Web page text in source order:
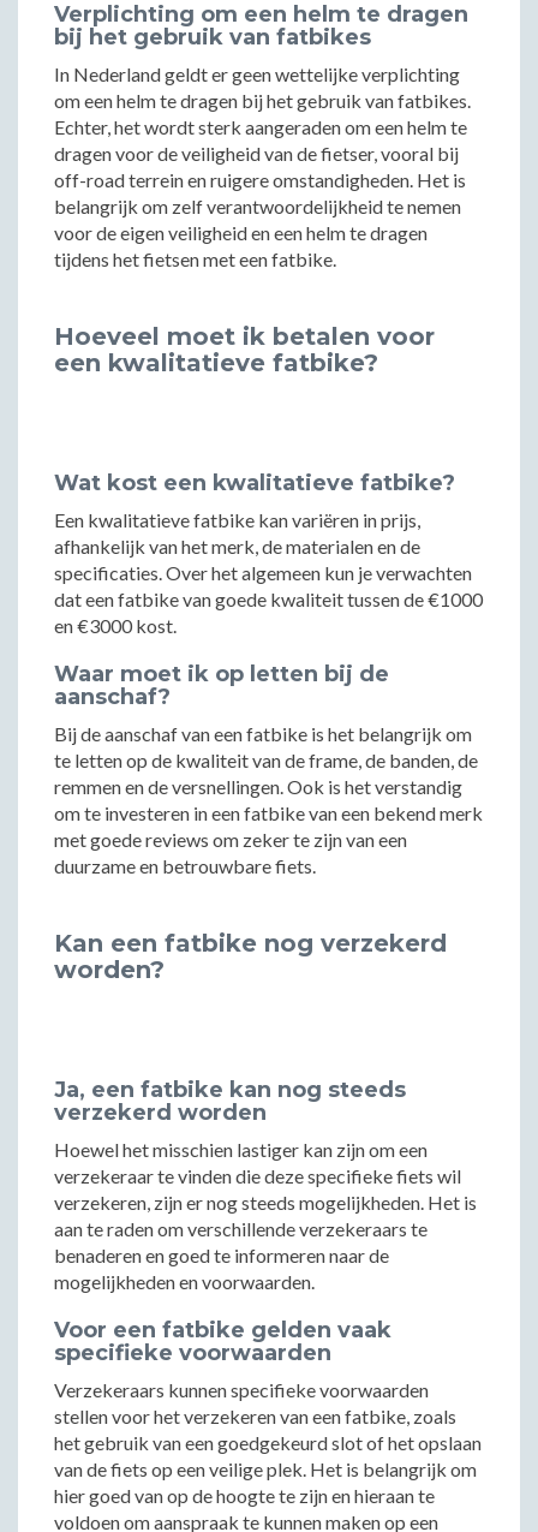
Verplichting om een helm te dragen
bij het gebruik van fatbikes
In Nederland geldt er geen wettelijke verplichting
om een helm te dragen bij het gebruik van fatbikes.
Echter, het wordt sterk aangeraden om een helm te
dragen voor de veiligheid van de fietser, vooral bij
off-road terrein en ruigere omstandigheden. Het is
belangrijk om zelf verantwoordelijkheid te nemen
voor de eigen veiligheid en een helm te dragen
tijdens het fietsen met een fatbike.
Hoeveel moet ik betalen voor
een kwalitatieve fatbike?
Wat kost een kwalitatieve fatbike?
Een kwalitatieve fatbike kan variëren in prijs,
afhankelijk van het merk, de materialen en de
specificaties. Over het algemeen kun je verwachten
dat een fatbike van goede kwaliteit tussen de €1000
en €3000 kost.
Waar moet ik op letten bij de
aanschaf?
Bij de aanschaf van een fatbike is het belangrijk om
te letten op de kwaliteit van de frame, de banden, de
remmen en de versnellingen. Ook is het verstandig
om te investeren in een fatbike van een bekend merk
met goede reviews om zeker te zijn van een
duurzame en betrouwbare fiets.
Kan een fatbike nog verzekerd
worden?
Ja, een fatbike kan nog steeds
verzekerd worden
Hoewel het misschien lastiger kan zijn om een
verzekeraar te vinden die deze specifieke fiets wil
verzekeren, zijn er nog steeds mogelijkheden. Het is
aan te raden om verschillende verzekeraars te
benaderen en goed te informeren naar de
mogelijkheden en voorwaarden.
Voor een fatbike gelden vaak
specifieke voorwaarden
Verzekeraars kunnen specifieke voorwaarden
stellen voor het verzekeren van een fatbike, zoals
het gebruik van een goedgekeurd slot of het opslaan
van de fiets op een veilige plek. Het is belangrijk om
hier goed van op de hoogte te zijn en hieraan te
voldoen om aanspraak te kunnen maken op een